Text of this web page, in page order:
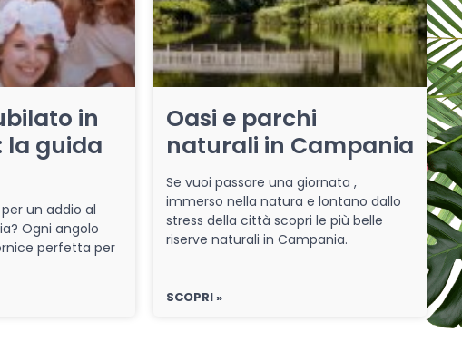
in
la guida
un addio al
Ogni angolo
perfetta per
Oasi e parchi
naturali in Campania
Se vuoi passare una giornata ,
immerso nella natura e lontano dallo
stress della città scopri le più belle
riserve naturali in Campania.
SCOPRI »